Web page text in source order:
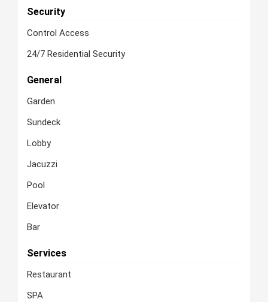
Security
Control Access
24/7 Residential Security
General
Garden
Sundeck
Lobby
Jacuzzi
Pool
Elevator
Bar
Services
Restaurant
SPA